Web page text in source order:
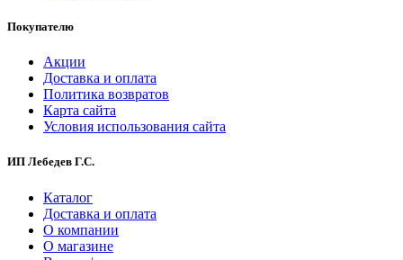
Покупателю
Акции
Доставка и оплата
Политика возвратов
Карта сайта
Условия использования сайта
ИП Лебедев Г.С.
Каталог
Доставка и оплата
О компании
О магазине